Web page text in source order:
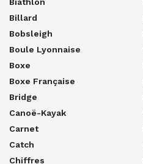
Billard
Bobsleigh
Boule Lyonnaise
Boxe
Boxe Française
Bridge
Canoë-Kayak
Carnet
Catch
Chiffres